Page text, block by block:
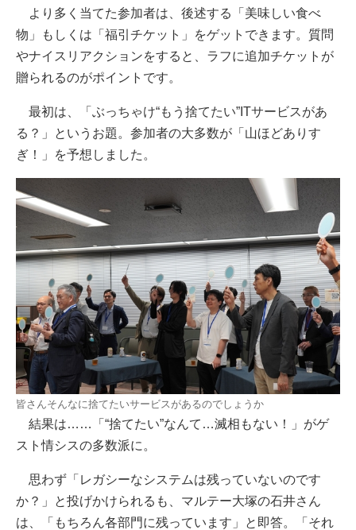
より多く当てた参加者は、後述する「美味しい食べ
物」もしくは「福引チケット」をゲットできます。質問
やナイスリアクションをすると、ラフに追加チケットが
贈られるのがポイントです。
最初は、「ぶっちゃけ“もう捨てたい”ITサービスがあ
る？」というお題。参加者の大多数が「山ほどありす
ぎ！」を予想しました。
皆さんそんなに捨てたいサービスがあるのでしょうか
結果は……「“捨てたい”なんて…滅相もない！」がゲ
スト情シスの多数派に。
思わず「レガシーなシステムは残っていないのです
か？」と投げかけられるも、マルテー大塚の石井さん
は、「もちろん各部門に残っています」と即答。「それ